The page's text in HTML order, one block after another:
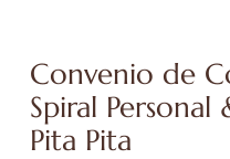
Convenio de
Spiral Personal
Pita Pita